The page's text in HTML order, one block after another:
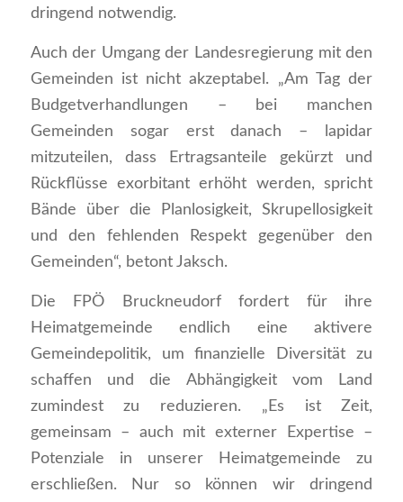
dringend notwendig.
Auch der Umgang der Landesregierung mit den
Gemeinden ist nicht akzeptabel. „Am Tag der
Budgetverhandlungen – bei manchen
Gemeinden sogar erst danach – lapidar
mitzuteilen, dass Ertragsanteile gekürzt und
Rückflüsse exorbitant erhöht werden, spricht
Bände über die Planlosigkeit, Skrupellosigkeit
und den fehlenden Respekt gegenüber den
Gemeinden“, betont Jaksch.
Die FPÖ Bruckneudorf fordert für ihre
Heimatgemeinde endlich eine aktivere
Gemeindepolitik, um finanzielle Diversität zu
schaffen und die Abhängigkeit vom Land
zumindest zu reduzieren. „Es ist Zeit,
gemeinsam – auch mit externer Expertise –
Potenziale in unserer Heimatgemeinde zu
erschließen. Nur so können wir dringend